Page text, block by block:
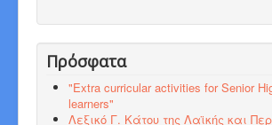
Πρόσφατα
"Εxtra curricular activities for Senior
learners"
Λεξικό Γ. Κάτου της Λαϊκής και